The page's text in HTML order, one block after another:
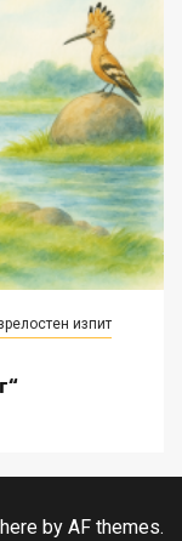
изпит
by AF themes.